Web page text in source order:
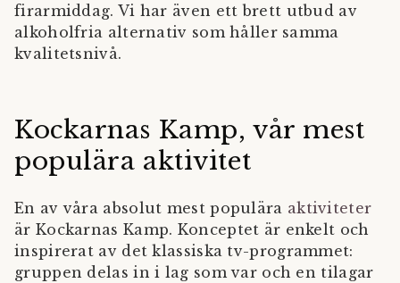
firarmiddag. Vi har även ett brett utbud av
alkoholfria alternativ som håller samma
kvalitetsnivå.
Kockarnas Kamp, vår mest
populära aktivitet
En av våra absolut mest populära aktiviteter
är Kockarnas Kamp. Konceptet är enkelt och
inspirerat av det klassiska tv-programmet:
gruppen delas in i lag som var och en tilagar